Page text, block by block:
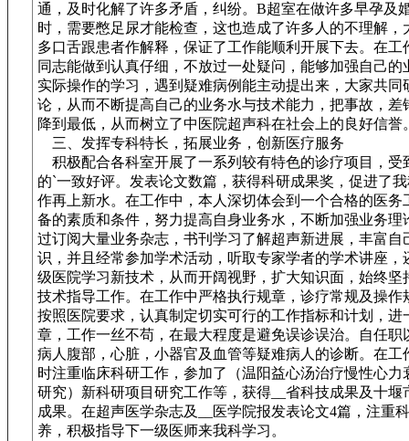
通，及时化解了许多矛盾，纠纷。B超室在做许多早孕及
时，需要憋足尿才能检查，这也造成了许多人的不理解，
多口舌跟患者作解释，保证了工作能顺利开展下去。在工
同志能做到认真仔细，不放过一处疑问，能够加强自己的
实际操作的学习，遇到疑难病例能主动提出来，大家共同
论，从而不断提高自己的业务水与技术能力，把事故，差
降到最低，从而树立了中医院超声科在社会上的良好信誉
三、发挥专科特长，拓展业务，创新医疗服务
积极配合各科室开展了一系列较有特色的诊疗项目，受
的`一致好评。发表论文数篇，获得科研成果奖，促进了
作再上新水。在工作中，本人深切体会到一个合格的医务
备的素质和条件，努力提高自身业务水，不断加强业务理
过订阅大量业务杂志，书刊学习了解超声新进展，丰富自
识，并且经常参加学术活动，听取专家学者的学术讲座，
级医院学习新技术，从而开阔视野，扩大知识面，始终坚
技术指导工作。在工作中严格执行规章，诊疗常规及操作
按照医院要求，认真制定切实可行的工作指标和计划，进
章，工作一丝不苟，在最大程度是避免误诊误治。自任职
病人腹部，心脏，小器官及血管等疑难病人的诊断。在工
时注重临床科研工作，参加了（温阳益心汤治疗慢性心力
研究）新科研项目研究工作等，获得__省科技成果及十堰
成果。在超声医学杂志及__医学院报发表论文4篇，注重
养，积极指导下一级医师来我科学习。